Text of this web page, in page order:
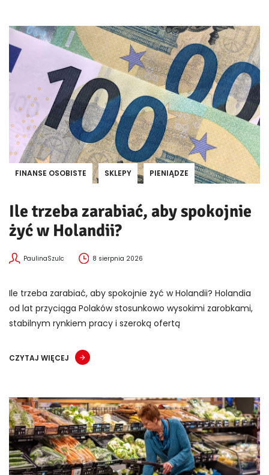
FINANSE OSOBISTE SKLEPY PIENIĄDZE
Ile trzeba zarabiać, aby spokojnie
żyć w Holandii?
PaulinaSzulc 8 sierpnia 2026
Ile trzeba zarabiać, aby spokojnie żyć w Holandii? Holandia
od lat przyciąga Polaków stosunkowo wysokimi zarobkami,
stabilnym rynkiem pracy i szeroką ofertą
CZYTAJ WIĘCEJ